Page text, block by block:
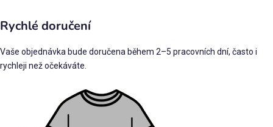
Rychlé doručení
Vaše objednávka bude doručena během 2–5 pracovních dní, často i
rychleji než očekáváte.